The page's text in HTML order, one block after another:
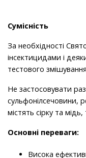
Сумісність
За необхідності
інсектицидами і
тестового
Не застосовувати
сульфонілсечовини,
містять сірку та
Основні переваги:
Висока